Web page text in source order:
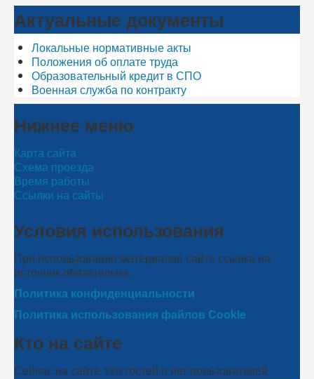
Актуальные документы
Локальные нормативные акты
Положения об оплате труда
Образовательный кредит в СПО
Военная служба по контракту
Нижнее меню
Карта сайта
Схема проезда
Время работы
Ссылки на сайты
Условия использования
При использовании материалов сайта ссылка на
источник обязательна.
Политика конфиденциальности
Политика использования файлов Cookie
Кто на сайте
Сейчас на сайте 120 гостей и нет пользователей